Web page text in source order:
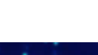
んの幸せな一日に